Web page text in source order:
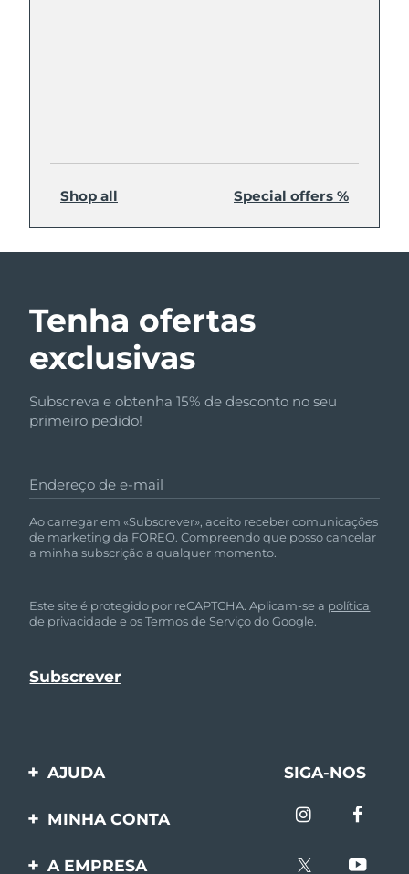
Shop all Special offers %
Tenha ofertas
exclusivas
Subscreva e obtenha 15% de desconto no seu
primeiro pedido!
Endereço de e-mail
Ao carregar em «Subscrever», aceito receber comunicações
de marketing da FOREO. Compreendo que posso cancelar
a minha subscrição a qualquer momento.
Este site é protegido por reCAPTCHA. Aplicam-se a política
de privacidade eos Termos de Serviçodo Google.
AJUDA
Entre em contato
SIGA-NOS
MINHA CONTA
Registro de produto
A EMPRESA